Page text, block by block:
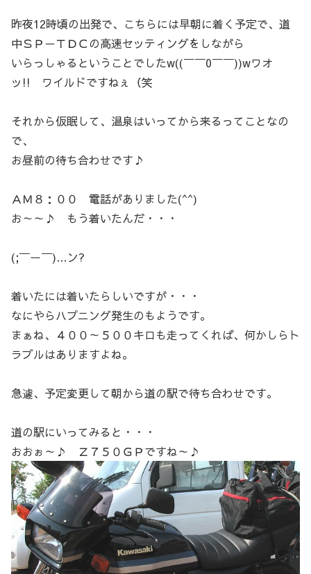
昨夜12時頃の出発で、こちらには早朝に着く予定で、道
中ＳＰ－ＴＤＣの高速セッティングをしながら
いらっしゃるということでしたw((￣￣0￣￣))wワオ
ッ!! ワイルドですねぇ（笑
それから仮眠して、温泉はいってから来るってことなの
で、
お昼前の待ち合わせです♪
ＡＭ８：００ 電話がありました(^^)
お～～♪ もう着いたんだ・・・
(;￣ー￣)…ン?
着いたには着いたらしいですが・・・
なにやらハプニング発生のもようです。
まぁね、４００～５００キロも走ってくれば、何かしらト
ラブルはありますよね。
急遽、予定変更して朝から道の駅で待ち合わせです。
道の駅にいってみると・・・
おおぉ～♪ Ｚ７５０ＧＰですね～♪